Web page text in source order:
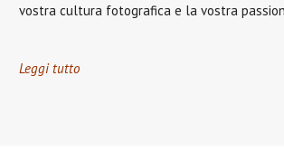
vostra cultura fotografica e la vostra
Leggi tutto